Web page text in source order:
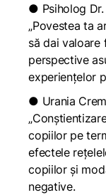
● Psiholog
„Povestea ta
să dai valoare
perspective
experiențelor
● Urania
copiilor pe
efectele
copiilor și
negative.